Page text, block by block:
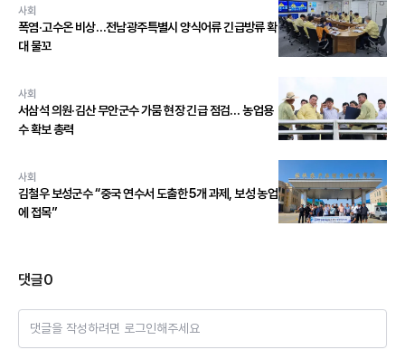
사회
폭염·고수온 비상…전남광주특별시 양식어류 긴급방류 확
대 물꼬
사회
서삼석 의원·김산 무안군수 가뭄 현장 긴급 점검… 농업용
수 확보 총력
사회
김철우 보성군수 “중국 연수서 도출한 5개 과제, 보성 농업
에 접목”
댓글0
댓글을 작성하려면 로그인해주세요